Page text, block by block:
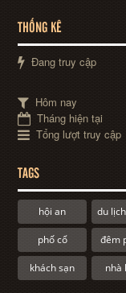
THỐNG KÊ
Đang truy cập
Hôm nay
Tháng hiện tại
Tổng lượt truy cập
TAGS
hội an du
phố cổ đêm
khách sạn nhà